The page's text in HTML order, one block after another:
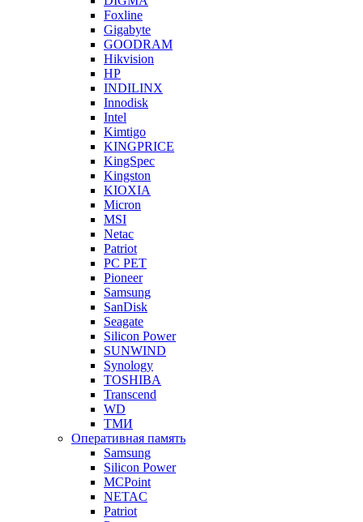
Foxline
Gigabyte
GOODRAM
Hikvision
HP
INDILINX
Innodisk
Intel
Kimtigo
KINGPRICE
KingSpec
Kingston
KIOXIA
Micron
MSI
Netac
Patriot
PC PET
Pioneer
Samsung
SanDisk
Seagate
Silicon Power
SUNWIND
Synology
TOSHIBA
Transcend
WD
ТМИ
Оперативная память
Samsung
Silicon Power
MCPoint
NETAC
Patriot